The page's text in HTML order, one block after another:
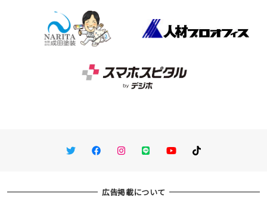
TwitterFacebookInstagram
LINE You TubeTikTok
広告掲載について